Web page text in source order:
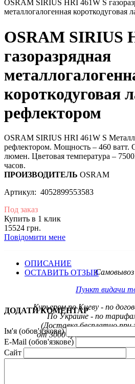
OSRAM SIRIUS HRI 461W S
металлогалогенная короткодуговая
OSRAM SIRIUS
газоразрядная
короткодуговая
рефлектором
OSRAM SIRIUS HRI 461W S
рефлектором. Мощность – 460 ватт.
люмен. Цветовая температура –
часов.
ПРОИЗВОДИТЕЛЬ OSRAM
Артикул: 4052899553583
Под заказ
Купить в 1 клик
15524 грн.
Повідомити мене
Самовывоз
Пункт видачи
Курьером по Киеву - по
По Украине - по
(Доставка бесплатно при
от 3000 грн. на некоторые
Обмен / возврат товара в
ОПИСАНИЕ
ОСТАВИТЬ ОТЗЫВ
ДОДАТИ КОМЕНТАР
Ім'я (обов'язкове)
E-Mail (обов'язкове)
Сайт